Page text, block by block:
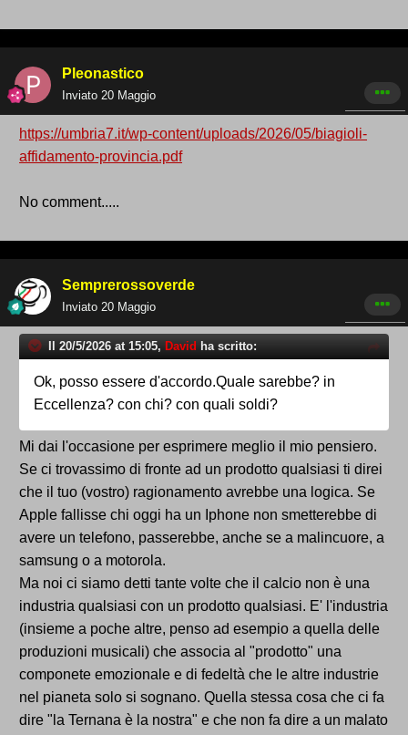
Pleonastico
Inviato 20 Maggio
https://umbria7.it/wp-content/uploads/2026/05/biagioli-
affidamento-provincia.pdf
No comment.....
Semprerossoverde
Inviato 20 Maggio
Il 20/5/2026 at 15:05, David ha scritto:
Ok, posso essere d'accordo.Quale sarebbe? in
Eccellenza? con chi? con quali soldi?
Mi dai l'occasione per esprimere meglio il mio pensiero.
Se ci trovassimo di fronte ad un prodotto qualsiasi ti direi
che il tuo (vostro) ragionamento avrebbe una logica. Se
Apple fallisse chi oggi ha un Iphone non smetterebbe di
avere un telefono, passerebbe, anche se a malincuore, a
samsung o a motorola.
Ma noi ci siamo detti tante volte che il calcio non è una
industria qualsiasi con un prodotto qualsiasi. E' l'industria
(insieme a poche altre, penso ad esempio a quella delle
produzioni musicali) che associa al "prodotto" una
componete emozionale e di fedeltà che le altre industrie
nel pianeta solo si sognano. Quella stessa cosa che ci fa
dire "la Ternana è la nostra" e che non fa dire a un malato